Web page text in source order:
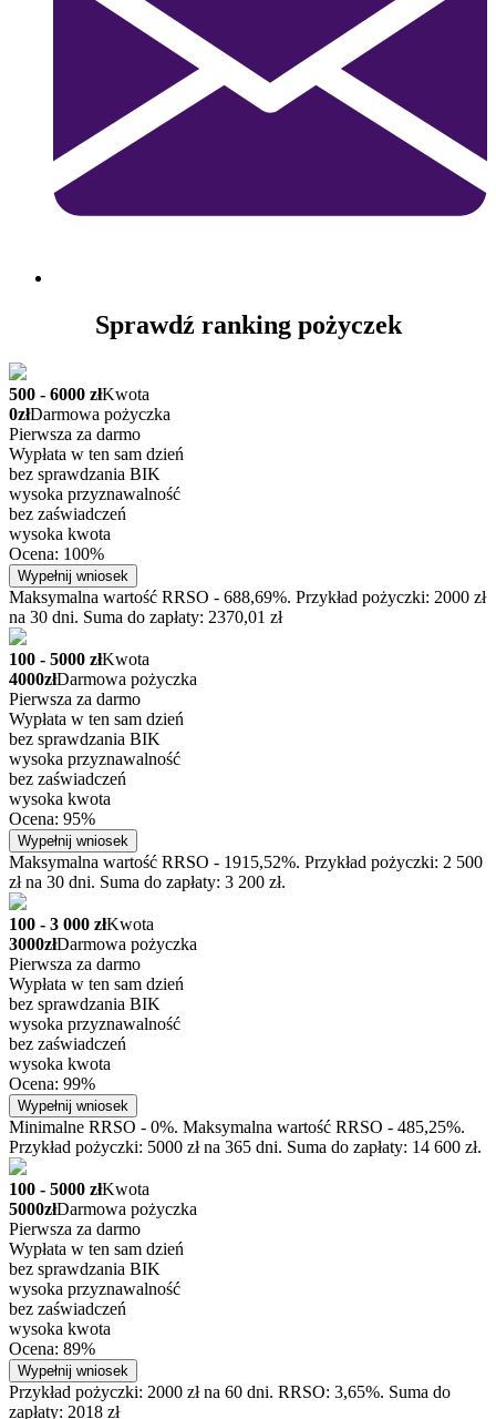
Sprawdź ranking pożyczek
500 - 6000 złKwota
0złDarmowa pożyczka
Pierwsza za darmo
Wypłata w ten sam dzień
bez sprawdzania BIK
wysoka przyznawalność
bez zaświadczeń
wysoka kwota
Ocena: 100%
Wypełnij wniosek
Maksymalna wartość RRSO - 688,69%. Przykład pożyczki: 2000 zł
na 30 dni. Suma do zapłaty: 2370,01 zł
100 - 5000 złKwota
4000złDarmowa pożyczka
Pierwsza za darmo
Wypłata w ten sam dzień
bez sprawdzania BIK
wysoka przyznawalność
bez zaświadczeń
wysoka kwota
Ocena: 95%
Wypełnij wniosek
Maksymalna wartość RRSO - 1915,52%. Przykład pożyczki: 2 500
zł na 30 dni. Suma do zapłaty: 3 200 zł.
100 - 3 000 złKwota
3000złDarmowa pożyczka
Pierwsza za darmo
Wypłata w ten sam dzień
bez sprawdzania BIK
wysoka przyznawalność
bez zaświadczeń
wysoka kwota
Ocena: 99%
Wypełnij wniosek
Minimalne RRSO - 0%. Maksymalna wartość RRSO - 485,25%.
Przykład pożyczki: 5000 zł na 365 dni. Suma do zapłaty: 14 600 zł.
100 - 5000 złKwota
5000złDarmowa pożyczka
Pierwsza za darmo
Wypłata w ten sam dzień
bez sprawdzania BIK
wysoka przyznawalność
bez zaświadczeń
wysoka kwota
Ocena: 89%
Wypełnij wniosek
Przykład pożyczki: 2000 zł na 60 dni. RRSO: 3,65%. Suma do
zapłaty: 2018 zł